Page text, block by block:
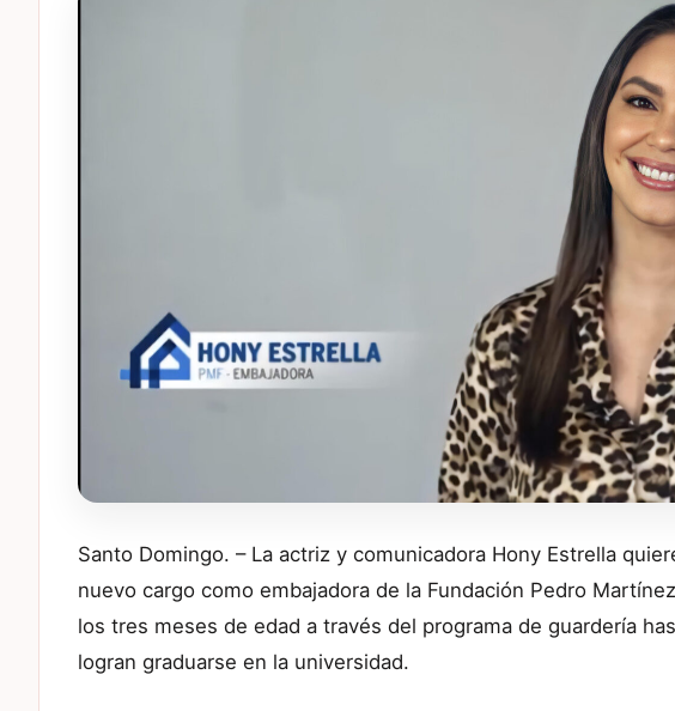
Santo Domingo. – La actriz y comunicadora Hony Estrella
nuevo cargo como embajadora de la Fundación Pedro
los tres meses de edad a través del programa de guardería
logran graduarse en la universidad.